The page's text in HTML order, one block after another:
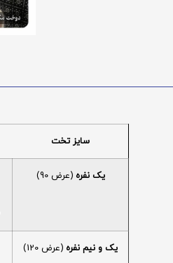
سایز تخت
یک نفره (عرض 90)
یک و نیم نفره (عرض 120)